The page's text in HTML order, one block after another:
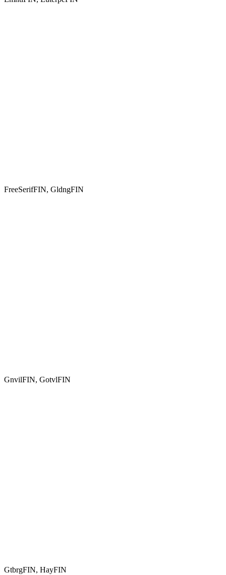
FreeSerifFIN, GldngFIN
GnvilFIN, GotvlFIN
GtbrgFIN, HayFIN